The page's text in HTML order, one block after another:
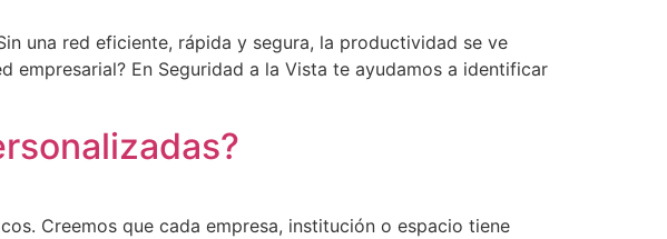
una red eficiente, rápida y segura, la productividad se ve
En Seguridad a la Vista te ayudamos a identificar
Creemos que cada empresa, institución o espacio tiene